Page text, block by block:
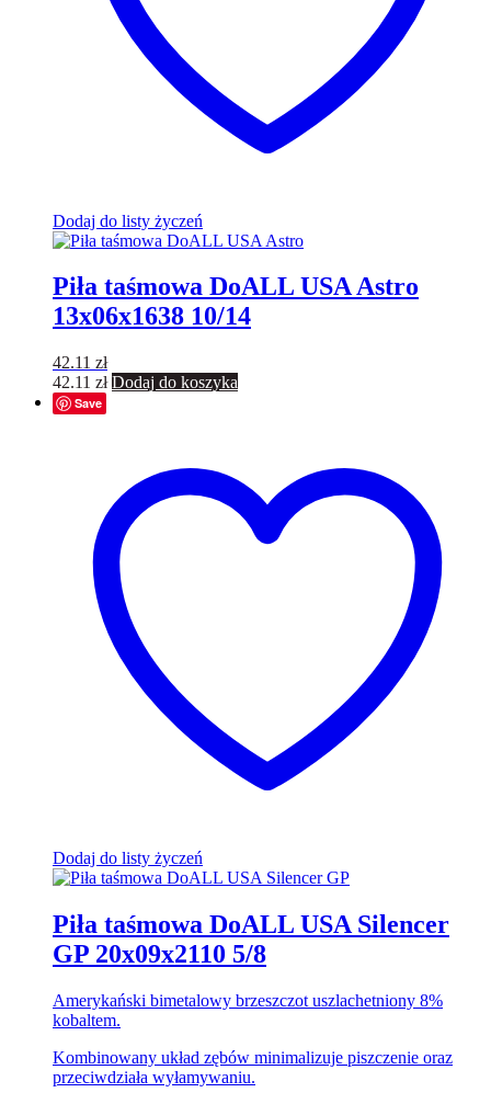
Dodaj do listy życzeń
Piła taśmowa DoALL USA Astro
13x06x1638 10/14
42.11 zł
42.11 zł Dodaj do koszyka
Save
Dodaj do listy życzeń
Piła taśmowa DoALL USA Silencer
GP 20x09x2110 5/8
Amerykański bimetalowy brzeszczot uszlachetniony 8%
kobaltem.
Kombinowany układ zębów minimalizuje piszczenie oraz
przeciwdziała wyłamywaniu.